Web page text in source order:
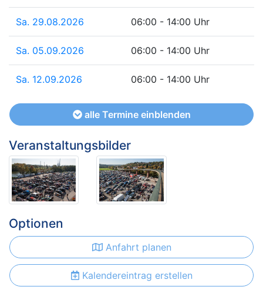
Sa. 29.08.2026 06:00 - 14:00 Uhr
Sa. 05.09.2026 06:00 - 14:00 Uhr
Sa. 12.09.2026 06:00 - 14:00 Uhr
alle Termine einblenden
Veranstaltungsbilder
Optionen
Anfahrt planen
Kalendereintrag erstellen